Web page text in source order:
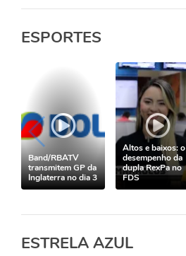
ESPORTES
Band/RBATV
transmitem GP da
Inglaterra no dia 3
Altos e baixos: o
desempenho da
dupla RexPa no
FDS
ESTRELA AZUL